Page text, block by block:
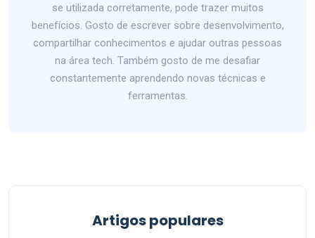
se utilizada corretamente, pode trazer muitos
benefícios. Gosto de escrever sobre desenvolvimento,
compartilhar conhecimentos e ajudar outras pessoas
na área tech. Também gosto de me desafiar
constantemente aprendendo novas técnicas e
ferramentas.
Artigos populares